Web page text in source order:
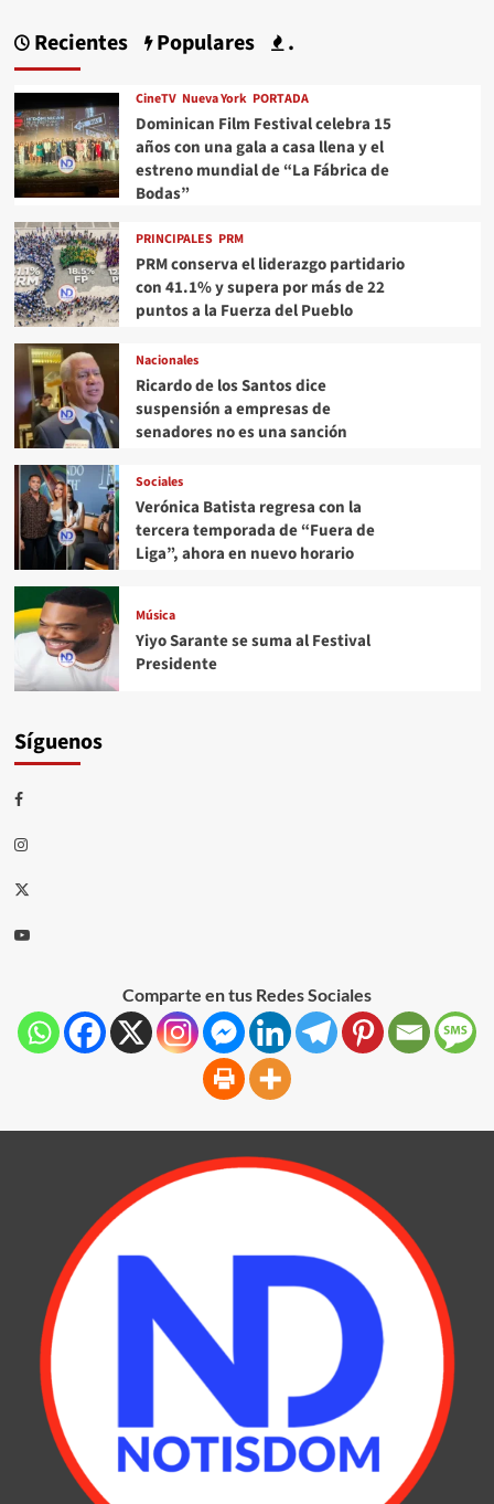
Recientes Populares .
CineTV Nueva York PORTADA
Dominican Film Festival celebra 15
años con una gala a casa llena y el
estreno mundial de “La Fábrica de
Bodas”
PRINCIPALES PRM
PRM conserva el liderazgo partidario
con 41.1% y supera por más de 22
puntos a la Fuerza del Pueblo
Nacionales
Ricardo de los Santos dice
suspensión a empresas de
senadores no es una sanción
Sociales
Verónica Batista regresa con la
tercera temporada de “Fuera de
Liga”, ahora en nuevo horario
Música
Yiyo Sarante se suma al Festival
Presidente
Síguenos
Comparte en tus Redes Sociales